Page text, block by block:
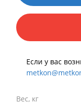
Если у вас
Вес, кг